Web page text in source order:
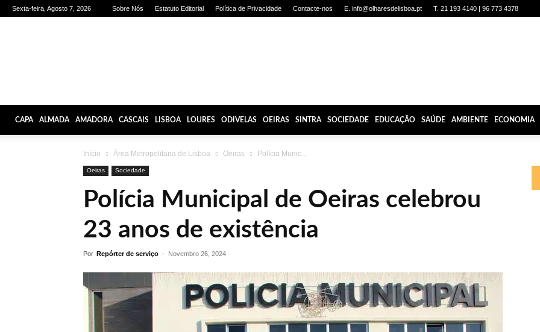
Sexta-feira, Agosto 7, 2026 Sobre Nós Estatuto Editorial Política de Privacidade Contacte-nos E. info@olharesdelisboa.pt T. 21 193 4140 | 96 773 4378
CAPA ALMADA AMADORA CASCAIS LISBOA LOURES ODIVELAS OEIRAS SINTRA SOCIEDADE EDUCAÇÃO SAÚDE AMBIENTE ECONOMIA
Início Área Metropolitana de Lisboa Oeiras Polícia Munic...
Oeiras Sociedade
Polícia Municipal de Oeiras celebrou
23 anos de existência
Por Repórter de serviço - Novembro 26, 2024